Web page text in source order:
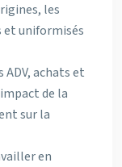
les
et uniformisés
ADV, achats et
de la
sur la
en